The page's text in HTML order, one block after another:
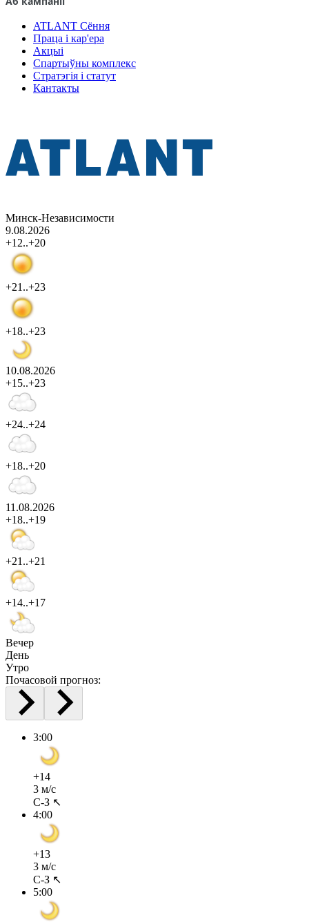
ATLANT Сёння
Праца і кар'ера
Акцыі
Спартыўны комплекс
Стратэгія і статут
Кантакты
Минск-Независимости
9.08.2026
+12..+20
+21..+23
+18..+23
10.08.2026
+15..+23
+24..+24
+18..+20
11.08.2026
+18..+19
+21..+21
+14..+17
Вечер
День
Утро
Почасовой прогноз:
3:00
+14
3 м/с
С-З ↖
4:00
+13
3 м/с
С-З ↖
5:00